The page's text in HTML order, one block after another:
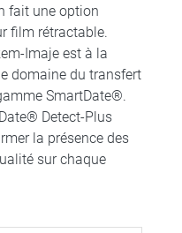
fait une option
film rétractable.
Imaje est à la
domaine du transfert
SmartDate®.
Detect-Plus
la présence des
sur chaque